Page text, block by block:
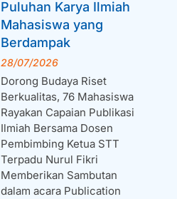
Puluhan Karya Ilmiah
Mahasiswa yang
Berdampak
28/07/2026
Dorong Budaya Riset
Berkualitas, 76 Mahasiswa
Rayakan Capaian Publikasi
Ilmiah Bersama Dosen
Pembimbing Ketua STT
Terpadu Nurul Fikri
Memberikan Sambutan
dalam acara Publication